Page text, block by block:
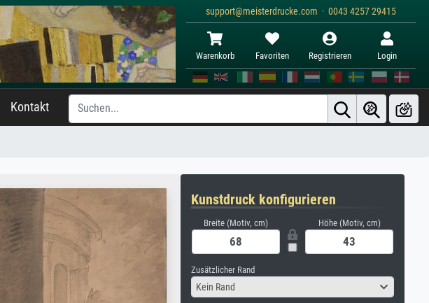
support@meisterdrucke.com · 0043 4257 29415
Warenkorb Favoriten Registrieren Login
Kontakt
Kunstdruck konfigurieren
Breite (Motiv, cm) Höhe (Motiv, cm)
Zusätzlicher Rand
Kein Rand